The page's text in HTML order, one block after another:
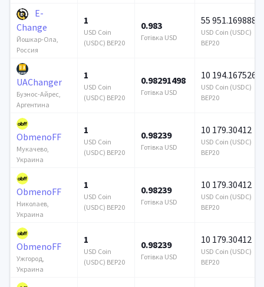
E-
Change
Йошкар-Ола,
Россия
1
USD Coin
(USDC) BEP20
0.983
Готівка USD
55 951.169888
USD Coin (USDC)
BEP20
UAChanger
Буэнос-Айрес,
Аргентина
1
USD Coin
(USDC) BEP20
0.98291498
Готівка USD
10 194.167526
USD Coin (USDC)
BEP20
ObmenoFF
Мукачево,
Украина
1
USD Coin
(USDC) BEP20
0.98239
Готівка USD
10 179.30412
USD Coin (USDC)
BEP20
ObmenoFF
Николаев,
Украина
1
USD Coin
(USDC) BEP20
0.98239
Готівка USD
10 179.30412
USD Coin (USDC)
BEP20
ObmenoFF
Ужгород,
Украина
1
USD Coin
(USDC) BEP20
0.98239
Готівка USD
10 179.30412
USD Coin (USDC)
BEP20